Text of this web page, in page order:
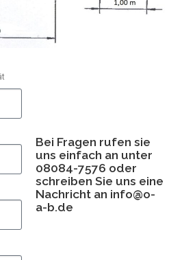
Bei Fragen rufen sie
uns einfach an unter
08084-7576 oder
schreiben Sie uns eine
Nachricht an info@o-
a-b.de